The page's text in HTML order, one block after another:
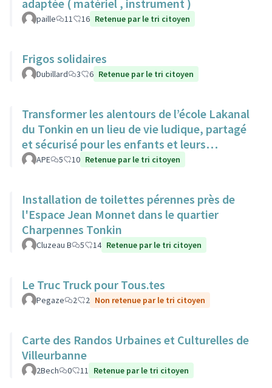
adaptée ( matériel , instrument )
paille 11 16 Retenue par le tri citoyen
Frigos solidaires
Dubillard 3 6 Retenue par le tri citoyen
Transformer les alentours de l’école Lakanal
du Tonkin en un lieu de vie ludique, partagé
et sécurisé pour les enfants et leurs
familles.
APE 5 10 Retenue par le tri citoyen
Installation de toilettes pérennes près de
l'Espace Jean Monnet dans le quartier
Charpennes Tonkin
Cluzeau B 5 14 Retenue par le tri citoyen
Le Truc Truck pour Tous.tes
Pegaze 2 2 Non retenue par le tri citoyen
Carte des Randos Urbaines et Culturelles de
Villeurbanne
2Bech 0 11 Retenue par le tri citoyen